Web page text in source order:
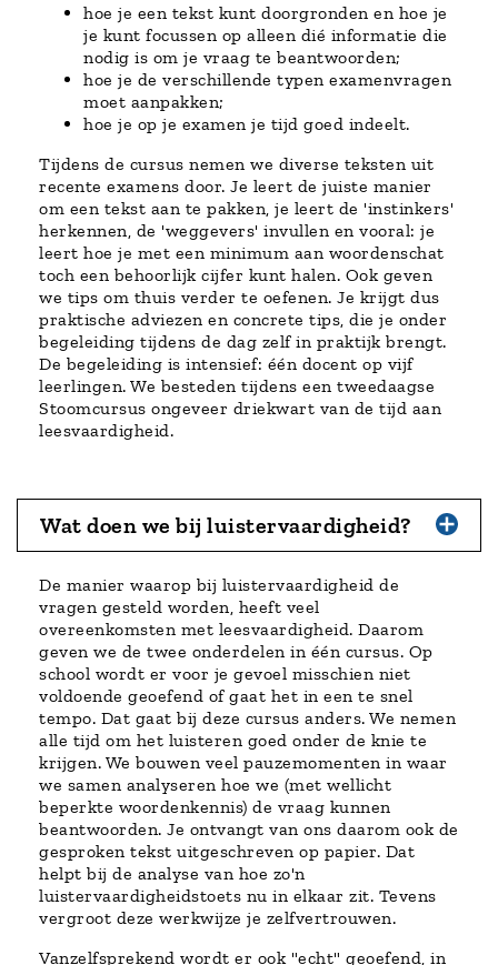
hoe je een tekst kunt doorgronden en hoe je
je kunt focussen op alleen dié informatie die
nodig is om je vraag te beantwoorden;
hoe je de verschillende typen examenvragen
moet aanpakken;
hoe je op je examen je tijd goed indeelt.
Tijdens de cursus nemen we diverse teksten uit
recente examens door. Je leert de juiste manier
om een tekst aan te pakken, je leert de 'instinkers'
herkennen, de 'weggevers' invullen en vooral: je
leert hoe je met een minimum aan woordenschat
toch een behoorlijk cijfer kunt halen. Ook geven
we tips om thuis verder te oefenen. Je krijgt dus
praktische adviezen en concrete tips, die je onder
begeleiding tijdens de dag zelf in praktijk brengt.
De begeleiding is intensief: één docent op vijf
leerlingen. We besteden tijdens een tweedaagse
Stoomcursus ongeveer driekwart van de tijd aan
leesvaardigheid.
Wat doen we bij luistervaardigheid?
De manier waarop bij luistervaardigheid de
vragen gesteld worden, heeft veel
overeenkomsten met leesvaardigheid. Daarom
geven we de twee onderdelen in één cursus. Op
school wordt er voor je gevoel misschien niet
voldoende geoefend of gaat het in een te snel
tempo. Dat gaat bij deze cursus anders. We nemen
alle tijd om het luisteren goed onder de knie te
krijgen. We bouwen veel pauzemomenten in waar
we samen analyseren hoe we (met wellicht
beperkte woordenkennis) de vraag kunnen
beantwoorden. Je ontvangt van ons daarom ook de
gesproken tekst uitgeschreven op papier. Dat
helpt bij de analyse van hoe zo'n
luistervaardigheidstoets nu in elkaar zit. Tevens
vergroot deze werkwijze je zelfvertrouwen.
Vanzelfsprekend wordt er ook "echt" geoefend, in